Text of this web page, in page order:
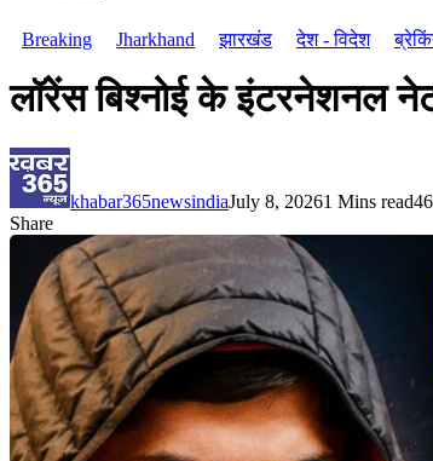
Breaking Jharkhand झारखंड देश - विदेश
लॉरेंस बिश्नोई के इंटरनेशनल
khabar365newsindiaJuly 8, 20261 Mins read
Share